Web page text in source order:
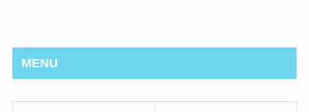
MENU